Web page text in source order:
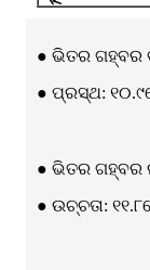
● ଭିତର ଗହ୍ବର
● ପ୍ରସ୍ଥ:
● ଭିତର ଗହ୍ବର
● ଉଚ୍ଚତା: